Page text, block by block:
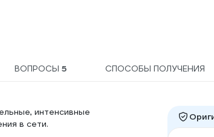
ВОПРОСЫ5 СПОСОБЫ ПОЛУЧЕНИЯ
интенсивные
в сети.